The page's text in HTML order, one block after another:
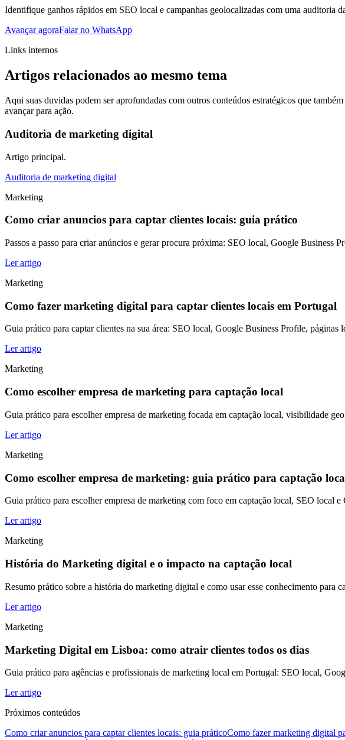
Identifique ganhos rápidos em SEO local e campanhas geolocalizadas com uma auditoria
Avançar agoraFalar no WhatsApp
Links internos
Artigos relacionados ao mesmo tema
Aqui suas duvidas podem ser aprofundadas com outros conteúdos estratégicos que
avançar para ação.
Auditoria de marketing digital
Artigo principal.
Auditoria de marketing digital
Marketing
Como criar anuncios para captar clientes locais: guia prático
Passos a passo para criar anúncios e gerar procura próxima: SEO local, Google Business
Ler artigo
Marketing
Como fazer marketing digital para captar clientes locais em Portugal
Guia prático para captar clientes na sua área: SEO local, Google Business Profile, páginas
Ler artigo
Marketing
Como escolher empresa de marketing para captação local
Guia prático para escolher empresa de marketing focada em captação local, visibilidade
Ler artigo
Marketing
Como escolher empresa de marketing: guia prático para captação
Guia prático para escolher empresa de marketing com foco em captação local, SEO local
Ler artigo
Marketing
História do Marketing digital e o impacto na captação local
Resumo prático sobre a história do marketing digital e como usar esse conhecimento para
Ler artigo
Marketing
Marketing Digital em Lisboa: como atrair clientes todos os dias
Guia prático para agências e profissionais de marketing local em Portugal: SEO local,
Ler artigo
Próximos conteúdos
Como criar anuncios para captar clientes locais: guia práticoComo fazer marketing digital